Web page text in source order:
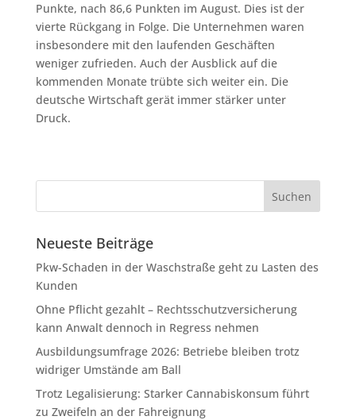
Punkte, nach 86,6 Punkten im August. Dies ist der
vierte Rückgang in Folge. Die Unternehmen waren
insbesondere mit den laufenden Geschäften
weniger zufrieden. Auch der Ausblick auf die
kommenden Monate trübte sich weiter ein. Die
deutsche Wirtschaft gerät immer stärker unter
Druck.
Neueste Beiträge
Pkw-Schaden in der Waschstraße geht zu Lasten des
Kunden
Ohne Pflicht gezahlt – Rechtsschutzversicherung
kann Anwalt dennoch in Regress nehmen
Ausbildungsumfrage 2026: Betriebe bleiben trotz
widriger Umstände am Ball
Trotz Legalisierung: Starker Cannabiskonsum führt
zu Zweifeln an der Fahreignung